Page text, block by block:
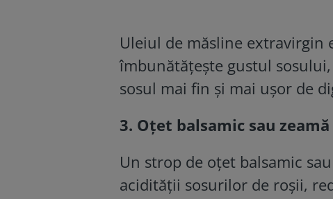
Uleiul de măsline extravirgin
îmbunătățește gustul
sosul mai fin și mai ușor de
3. Oțet balsamic sau
Un strop de oțet balsamic
acidității sosurilor de roșii,